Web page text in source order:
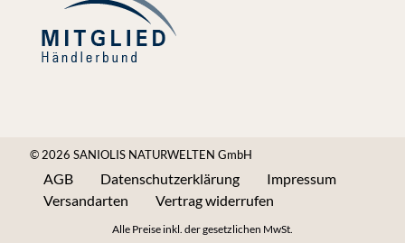
© 2026 SANIOLIS NATURWELTEN GmbH
AGB Datenschutzerklärung
Impressum
Versandarten
Vertrag widerrufen
Alle Preise inkl. der gesetzlichen MwSt.